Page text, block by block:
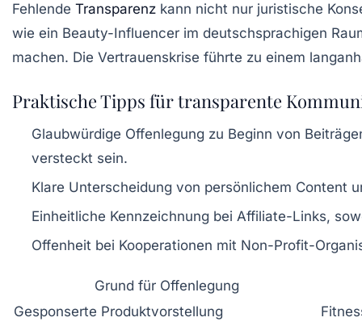
Fehlende Transparenz kann nicht nur juristische
wie ein Beauty-Influencer im deutschsprachigen
machen. Die Vertrauenskrise führte zu einem
Praktische Tipps für transparente
Glaubwürdige Offenlegung zu Beginn von
versteckt sein.
Klare Unterscheidung von persönlichem Content
Einheitliche Kennzeichnung bei Affiliate-Links,
Offenheit bei Kooperationen mit Non-Profit-
Grund für Offenlegung
Gesponserte Produktvorstellung